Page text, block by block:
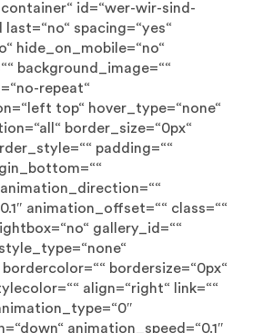
id=“wer-wir-sind-
spacing=“yes“
hide_on_mobile=“no“
background_image=““
repeat“
top“ hover_type=“none“
border_size=“0px“
padding=““
animation_offset=““ class=““
gallery_id=““
bordersize=“0px“
align=“right“ link=““
animation_speed=“0.1″